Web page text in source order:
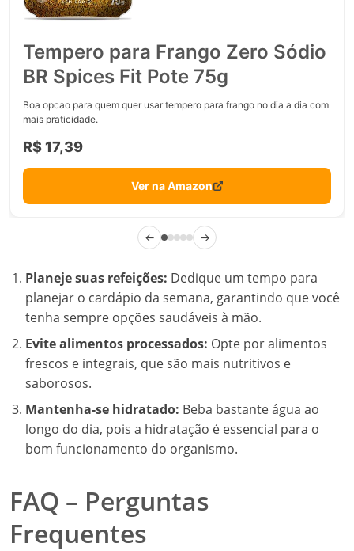
Tempero para Frango Zero Sódio
BR Spices Fit Pote 75g
Boa opcao para quem quer usar tempero para frango no dia a dia com
mais praticidade.
R$ 17,39
Ver na Amazon
← →
Planeje suas refeições: Dedique um tempo para
planejar o cardápio da semana, garantindo que você
tenha sempre opções saudáveis à mão.
Evite alimentos processados: Opte por alimentos
frescos e integrais, que são mais nutritivos e
saborosos.
Mantenha-se hidratado: Beba bastante água ao
longo do dia, pois a hidratação é essencial para o
bom funcionamento do organismo.
FAQ – Perguntas
Frequentes